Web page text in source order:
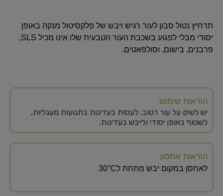
תרחיץ נטול סבון לעור רגיש ויבש של פלקסיטול מנקה באופן
יסודי מבלי לפגוע בשכבת העור הטבעית שלו אינו מכיל SLS,
פרבנים, בישום, וסולפאטים.
הוראות שימוש
יש לשים על עור רטוב, לעסות בעדינות בתנועות מעגליות,
לשטוף באופן יסודי ולייבש בעדינות.
הוראות אחסון
לאחסן במקום יבש מתחת ל30°C